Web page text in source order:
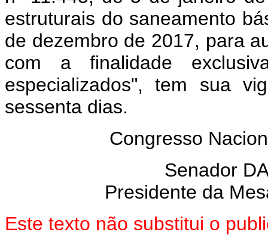
estruturais do saneamento
de dezembro de 2017, para
com a finalidade
especializados", tem sua
sessenta dias.
Congresso
Senador
Presidente da
Este texto não substitui o